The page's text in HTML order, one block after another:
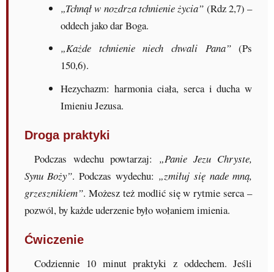
„Tchnął w nozdrza tchnienie życia” (Rdz 2,7) –
oddech jako dar Boga.
„Każde tchnienie niech chwali Pana”(Ps
150,6).
Hezychazm: harmonia ciała, serca i ducha w
Imieniu Jezusa.
Droga praktyki
Podczas wdechu powtarzaj: „Panie Jezu Chryste,
Synu Boży”. Podczas wydechu: „zmiłuj się nade mną,
grzesznikiem”. Możesz też modlić się w rytmie serca –
pozwól, by każde uderzenie było wołaniem imienia.
Ćwiczenie
Codziennie 10 minut praktyki z oddechem. Jeśli